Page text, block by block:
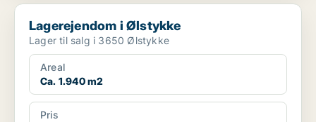
Lagerejendom i Ølstykke
Lagerejendom i Ølstykke
Lager til salg i 3650 Ølstykke
Areal
Ca. 1.940 m2
Pris